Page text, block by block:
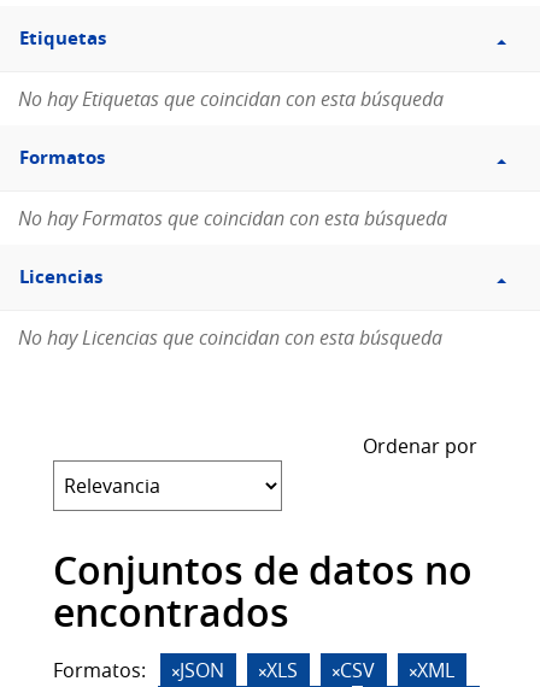
Filtro
Etiquetas
Etiquetas
No hay Etiquetas que coincidan con esta búsqueda
Filtro
Formatos
Formatos
No hay Formatos que coincidan con esta búsqueda
Filtro
Licencias
Licencias
No hay Licencias que coincidan con esta búsqueda
Ordenar por
Conjuntos de datos no
encontrados
Formatos: JSON XLS CSV
XML